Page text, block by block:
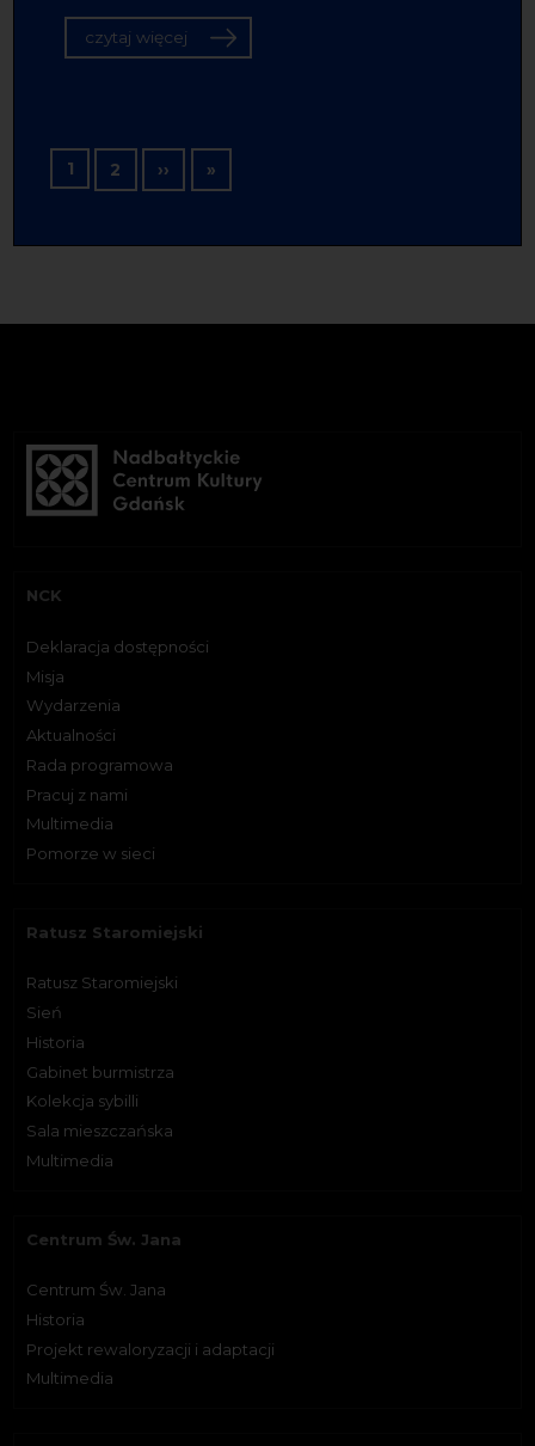
czytaj więcej
Stronicowanie
1 2 ›› Następna strona
»Ostatnia strona
NCK
Deklaracja dostępności
Misja
Wydarzenia
Aktualności
Rada programowa
Pracuj z nami
Multimedia
Pomorze w sieci
Ratusz Staromiejski
Ratusz Staromiejski
Sień
Historia
Gabinet burmistrza
Kolekcja sybilli
Sala mieszczańska
Multimedia
Centrum Św. Jana
Centrum Św. Jana
Historia
Projekt rewaloryzacji i adaptacji
Multimedia